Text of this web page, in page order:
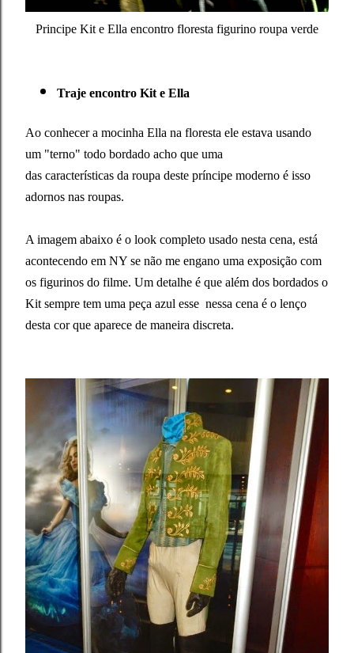
Principe Kit e Ella encontro floresta figurino roupa verde
Traje encontro Kit e Ella
Ao conhecer a mocinha Ella na floresta ele estava usando
um "terno" todo bordado acho que uma
das características da roupa deste príncipe moderno é isso
adornos nas roupas.
A imagem abaixo é o look completo usado nesta cena, está
acontecendo em NY se não me engano uma exposição com
os figurinos do filme. Um detalhe é que além dos bordados o
Kit sempre tem uma peça azul esse nessa cena é o lenço
desta cor que aparece de maneira discreta.